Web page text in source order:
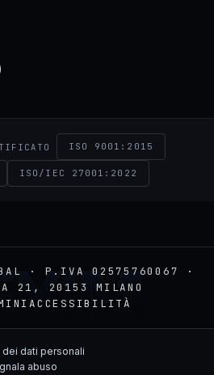
ISO 9001:2015
ISO/IEC 27001:2022
· P.IVA 02575760067 ·
21, 20153 MILANO
ACCESSIBILITÀ
dati personali
abuso